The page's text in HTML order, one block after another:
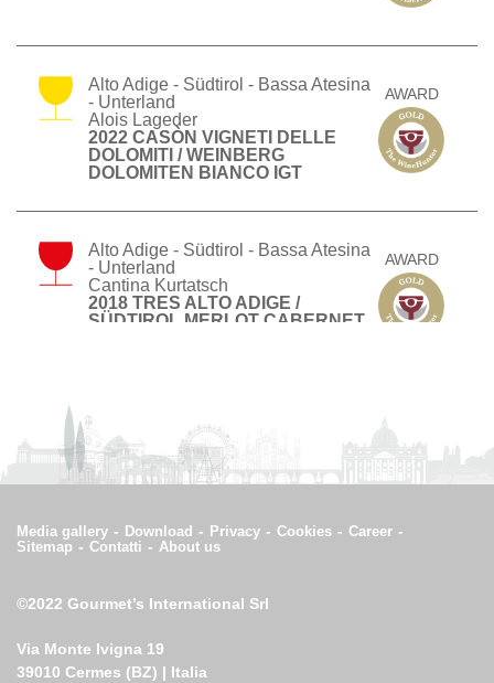
Alto Adige - Südtirol - Bassa Atesina
- Unterland
Alois Lageder
2022 CASÒN VIGNETI DELLE
DOLOMITI / WEINBERG
DOLOMITEN BIANCO IGT
AWARD
Alto Adige - Südtirol - Bassa Atesina
- Unterland
Cantina Kurtatsch
2018 TRES ALTO ADIGE /
SÜDTIROL MERLOT CABERNET
AWARD
Mölten
Arunda
Annata ARUNDA CUVÉE
MARIANNA ALTO ADIGE /
Media gallery Download Privacy Cookies
Career
Sitemap
Contatti About us
©2022 Gourmet’s International Srl
Via Monte Ivigna 19
39010 Cermes (BZ) | Italia